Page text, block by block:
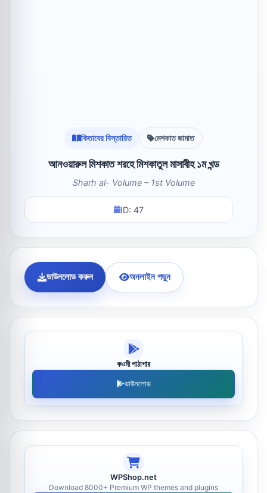
কিতাবের বিস্তারিত মেশকাত জামাত
আনওয়ারুল মিশকাত শরহে মিশকাতুল মাসাবীহ ১ম খন্ড
Sharh al- Volume – 1st Volume
ID: 47
ডাউনলোড করুন অনলাইন পড়ুন
কওমী পাঠাগার
ডাউনলোড
WPShop.net
Download 8000+ Premium WP themes and plugins